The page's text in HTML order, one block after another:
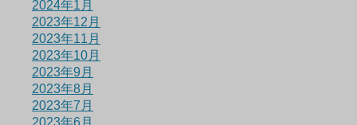
2024年1月
2023年12月
2023年11月
2023年10月
2023年9月
2023年8月
2023年7月
2023年6月